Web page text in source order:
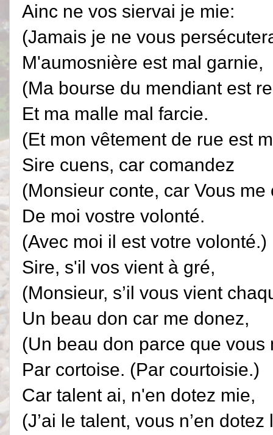
Ainc ne vos siervai je mie:
(Jamais je ne vous
M'aumosnière est mal garnie,
(Ma bourse du mendiant est
Et ma malle mal farcie.
(Et mon vêtement de rue est
Sire cuens, car comandez
(Monsieur conte, car Vous me
De moi vostre volonté.
(Avec moi il est votre volonté.)
Sire, s'il vos vient à gré,
(Monsieur, s’il vous vient
Un beau don car me donez,
(Un beau don parce que vous
Par cortoise. (Par courtoisie.)
Car talent ai, n'en dotez mie,
(J’ai le talent, vous n’en dotez